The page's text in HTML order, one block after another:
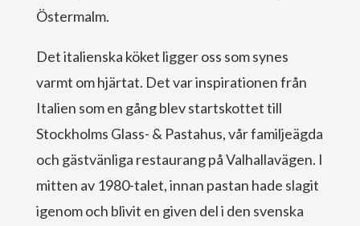
Östermalm.
Det italienska köket ligger oss som synes
varmt om hjärtat. Det var inspirationen från
Italien som en gång blev startskottet till
Stockholms Glass- & Pastahus, vår familjeägda
och gästvänliga restaurang på Valhallavägen. I
mitten av 1980-talet, innan pastan hade slagit
igenom och blivit en given del i den svenska